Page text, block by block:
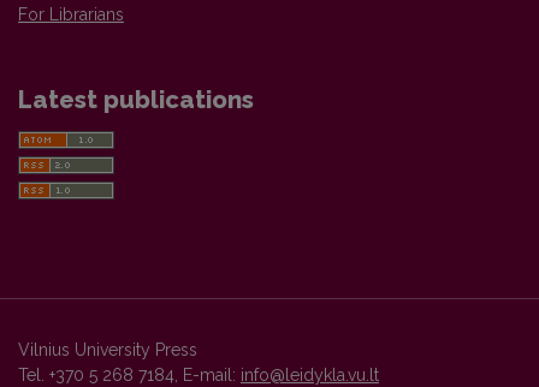
For Librarians
Latest publications
Vilnius University Press
Tel. +370 5 268 7184, E-mail: info@leidykla.vu.lt